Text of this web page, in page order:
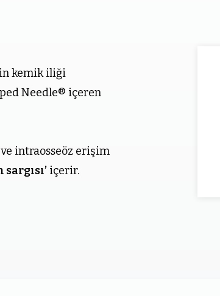
kemik iliği
Needle® içeren
intraosseöz erişim
içerir.